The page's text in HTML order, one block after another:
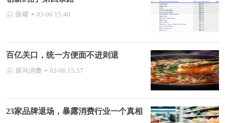
医曜 03-06 15:40
百亿关口，统一方便面不进则退
斑马消费 03-06 15:37
23家品牌退场，暴露消费行业一个真相